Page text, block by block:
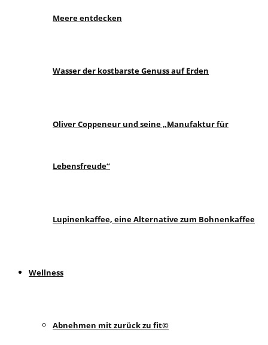
Meere entdecken
Wasser der kostbarste Genuss auf Erden
Oliver Coppeneur und seine „Manufaktur für
Lebensfreude“
Lupinenkaffee, eine Alternative zum Bohnenkaffee
Wellness
Abnehmen mit zurück zu fit©